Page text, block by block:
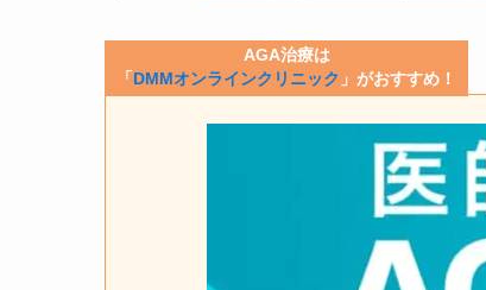
AGA治療は
「 DMMオンラインクリニック 」がおすすめ！